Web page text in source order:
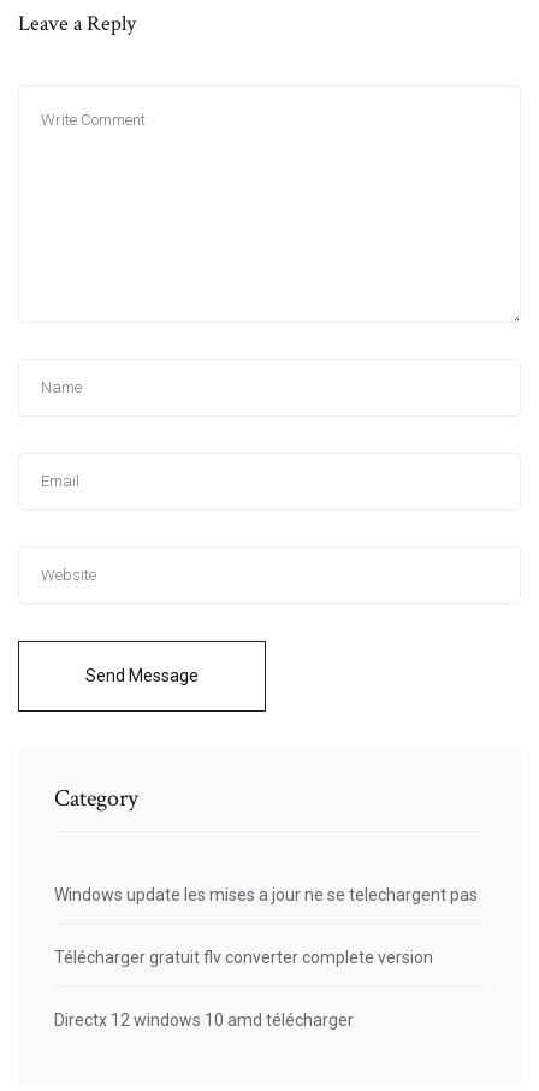
Leave a Reply
Send Message
Category
Windows update les mises a jour ne se telechargent pas
Télécharger gratuit flv converter complete version
Directx 12 windows 10 amd télécharger